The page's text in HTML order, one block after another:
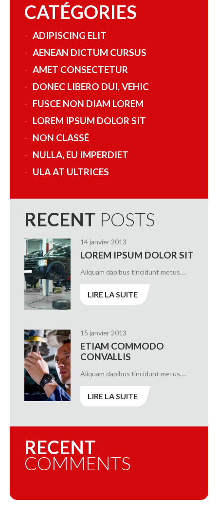
CATÉGORIES
ADIPISCING ELIT
AENEAN DICTUM CURSUS
AMET CONSECTETUR
DONEC LIBERO DUI, VEHIC
FUSCE NON DIAM LOREM
LOREM IPSUM DOLOR SIT
NON CLASSÉ
NULLA, EU IMPERDIET
ULA AT ULTRICES
RECENT POSTS
14 janvier 2013
LOREM IPSUM DOLOR SIT
Aliquam dapibus tincidunt metus.…
LIRE LA SUITE
15 janvier 2013
ETIAM COMMODO
CONVALLIS
Aliquam dapibus tincidunt metus.…
LIRE LA SUITE
RECENT
COMMENTS